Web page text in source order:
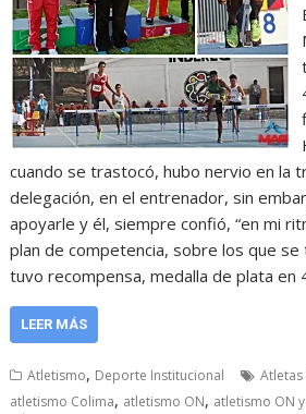
cuando se trastocó, hubo nervio en la
delegación, en el entrenador, sin
apoyarle y él, siempre confió, “en mi
plan de competencia, sobre los que se
tuvo recompensa, medalla de plata en
LEER MÁS
Atletismo, Deporte Institucional
atletismo Colima, atletismo ON, atletismo ON y